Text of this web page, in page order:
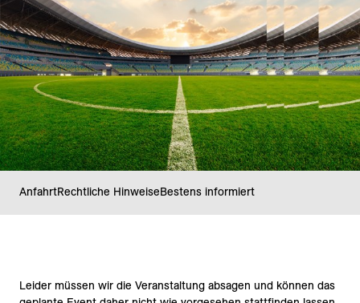
AnfahrtRechtliche HinweiseBestens informiert
Leider müssen wir die Veranstaltung absagen und können das